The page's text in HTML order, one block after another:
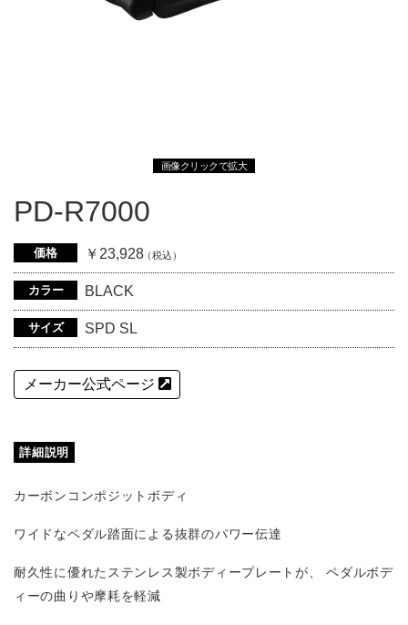
画像クリックで拡大
PD-R7000
価格 ￥23,928（税込）
カラー BLACK
サイズ SPD SL
メーカー公式ページ
詳細説明
カーボンコンポジットボディ
ワイドなペダル踏面による抜群のパワー伝達
耐久性に優れたステンレス製ボディープレートが、 ペダルボデ
ィーの曲りや摩耗を軽減